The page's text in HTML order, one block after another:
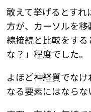
敢えて挙げるとす
方が、カーソルを
線接続と比較をす
な？」程度でした。
よほど神経質でな
なる要素にはならな